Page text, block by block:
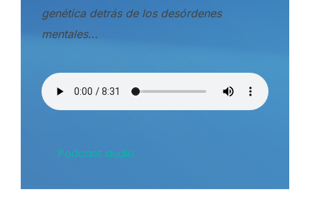
genética detrás de los desórdenes
mentales...
Podcast audio